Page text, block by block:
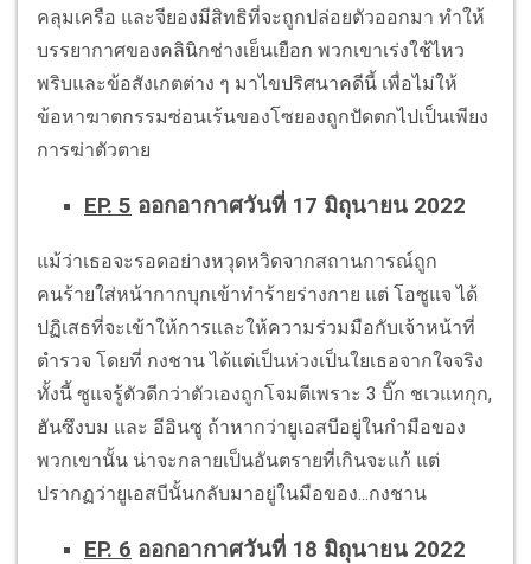
คลุมเครือ และจียองมีสิทธิที่จะถูกปล่อยตัวออกมา ทำให้
บรรยากาศของคลินิกช่างเย็นเยือก พวกเขาเร่งใช้ไหว
พริบและข้อสังเกตต่าง ๆ มาไขปริศนาคดีนี้ เพื่อไม่ให้
ข้อหาฆาตกรรมซ่อนเร้นของโซยองถูกปัดตกไปเป็นเพียง
การฆ่าตัวตาย
EP. 5 ออกอากาศวันที่ 17 มิถุนายน 2022
แม้ว่าเธอจะรอดอย่างหวุดหวิดจากสถานการณ์ถูก
คนร้ายใส่หน้ากากบุกเข้าทำร้ายร่างกาย แต่ โอซูแจ ได้
ปฏิเสธที่จะเข้าให้การและให้ความร่วมมือกับเจ้าหน้าที่
ตำรวจ โดยที่ กงชาน ได้แต่เป็นห่วงเป็นใยเธอจากใจจริง
ทั้งนี้ ซูแจรู้ตัวดีกว่าตัวเองถูกโจมตีเพราะ 3 บิ๊ก ชเวแทกุก,
ฮันซึงบม และ อีอินซู ถ้าหากว่ายูเอสบีอยู่ในกำมือของ
พวกเขานั้น น่าจะกลายเป็นอันตรายที่เกินจะแก้ แต่
ปรากฏว่ายูเอสบีนั้นกลับมาอยู่ในมือของ...กงชาน
EP. 6 ออกอากาศวันที่ 18 มิถุนายน 2022